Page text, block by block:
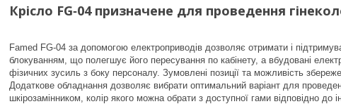
Крісло FG‑04 призначене для проведення
Famed FG-04 за допомогою електроприводів дозволяє отримати і
блокуванням, що полегшує його пересування по кабінету, а вбудовані
фізичних зусиль з боку персоналу. Зумовлені позиції та можливість
Додаткове обладнання дозволяє вибрати оптимальний варіант для
шкірозамінником, колір якого можна обрати з доступної гами відповідно до